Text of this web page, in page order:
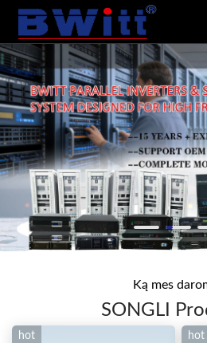
Ką mes
SONGLI
hot hot